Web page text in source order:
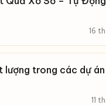
16
trong các dự
11